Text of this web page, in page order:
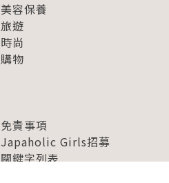
美容保養
旅遊
時尚
購物
免責事項
Japaholic Girls招募
關鍵字列表